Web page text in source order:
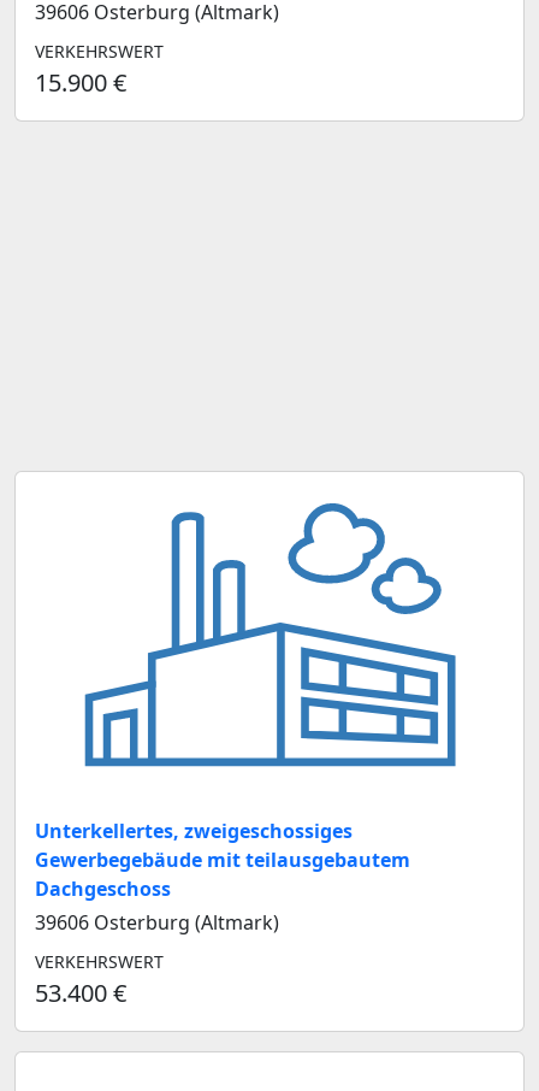
39606 Osterburg (Altmark)
VERKEHRSWERT
15.900 €
Unterkellertes, zweigeschossiges
Gewerbegebäude mit teilausgebautem
Dachgeschoss
39606 Osterburg (Altmark)
VERKEHRSWERT
53.400 €